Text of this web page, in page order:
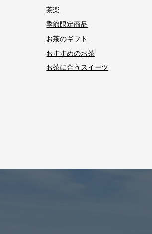
茶楽
季節限定商品
お茶のギフト
おすすめのお茶
お茶に合うスイーツ